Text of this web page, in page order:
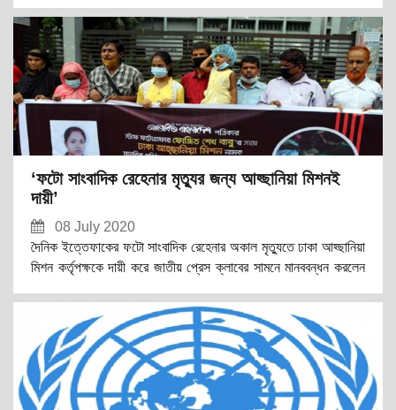
তথ্য অধিদপ্তর থেকে এই কার্ড নিয়েছিলেন তিনি। প্রধান তথ্য কর্মকর্তা
সুরথ কুমার সরকার এই তথ্য নিশ্চিত করে বলেন, যদি কেউ আইনশৃঙ্খলা
বিরোধী কাজ কিংবা আইনশৃঙ্খলা রক্ষাকারী বাহিনীর হাতে ধরা পড়ে তাহলে তার
অ্যাক্রেডিটেশন কার্ড বাতিল হয়ে যাবে। নীতিমালাতেই এটি আছে। সাহেদ
প্রতারণার মামলায় গ্রেপ্তার হওয়ায় ত
‘ফটো সাংবাদিক রেহেনার মৃত্যুর জন্য আহ্ছানিয়া মিশনই
দায়ী’
08 July 2020
দৈনিক ইত্তেফাকের ফটো সাংবাদিক রেহেনার অকাল মৃত্যুতে ঢাকা আহ্ছানিয়া
মিশন কর্তৃপক্ষকে দায়ী করে জাতীয় প্রেস ক্লাবের সামনে মানববন্ধন করলেন
সাংবাদিক ফোজিত শেখ বাবু। তিনি বলেন, ‘ছোট বোন রেহেনা কোলন ক্যান্সারে
আক্রান্ত হয়ে হাসপাতালে ভর্তি ছিল। চিকিৎসার ব্যয়ভার কষ্টসাধ্য ছিল। এ
সময়ে আমার কর্মস্থল দৈনিক আলোকিত বাংলাদেশ পত্রিকা কর্তৃপক্ষ আমার
বেতন ভাতা পরিশোধ করছিল না। রোহিঙ্গাদের নিয়ে আলোকচিত্র প্রদর্শনী
করতে কানাডা যাওয়ায় কারণে অফিস থেকে তদন্